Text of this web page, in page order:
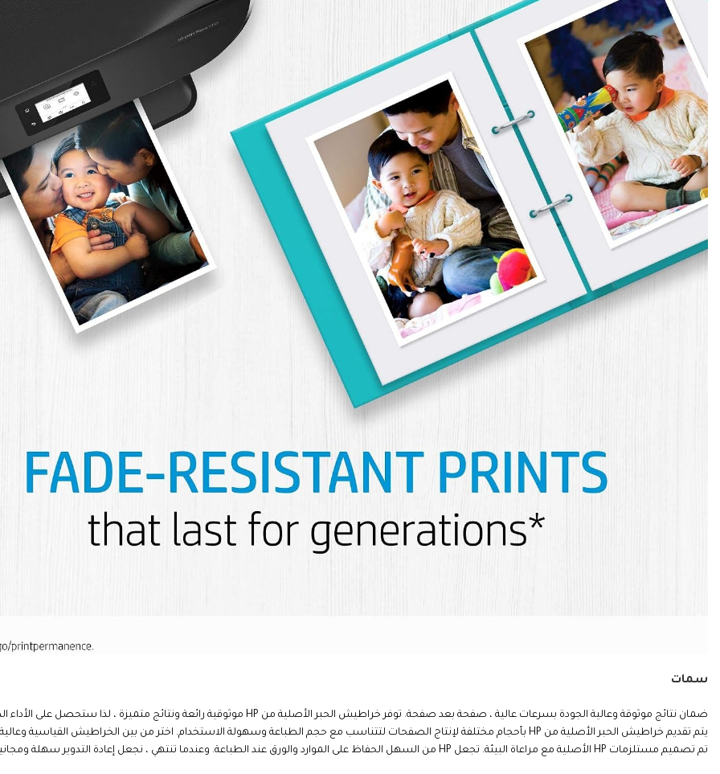
سمات
ضمان نتائج موثوقة وعالية الجودة بسرعات عالية ، صفحة بعد صفحة. توفر خراطيش الحبر الأصلية من HP موثوقية رائعة ونتائج متميزة ، لذا ستحصل على الأداء الذي صُممت طابعة HP لتقدمه.
يتم تقديم خراطيش الحبر الأصلية من HP بأحجام مختلفة لإنتاج الصفحات لتتناسب مع حجم الطباعة وسهولة الاستخدام. اختر من بين الخراطيش القياسية وعالية الإنتاجية وقلل الانقطاعات. استبدل الخراطيش بسهولة.
تم تصميم مستلزمات HP الأصلية مع مراعاة البيئة. تجعل HP من السهل الحفاظ على الموارد والورق عند الطباعة. وعندما تنتهي ، نجعل إعادة التدوير سهلة ومجانية